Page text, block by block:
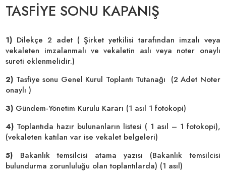
TASFİYE SONU KAPANIŞ
1) Dilekçe 2 adet ( Şirket yetkilisi tarafından imzalı veya
vekaleten imzalanmalı ve vekaletin aslı veya noter onaylı
sureti eklenmelidir.)
2) Tasfiye sonu Genel Kurul Toplantı Tutanağı (2 Adet Noter
onaylı )
3) Gündem-Yönetim Kurulu Kararı (1 asıl 1 fotokopi)
4) Toplantıda hazır bulunanların listesi ( 1 asıl – 1 fotokopi),
(vekaleten katılan var ise vekalet belgeleri)
5) Bakanlık temsilcisi atama yazısı (Bakanlık temsilcisi
bulundurma zorunluluğu olan toplantılarda) (1 asıl)